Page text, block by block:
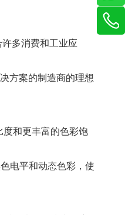
多消费和工业应
方案的制造商的理想
和更丰富的色彩饱
电平和动态色彩，使